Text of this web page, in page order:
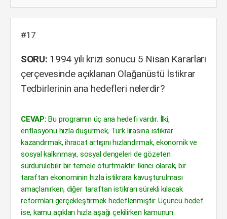
#17
SORU: 1994 yılı krizi sonucu 5 Nisan Kararları
çerçevesinde açıklanan Olağanüstü İstikrar
Tedbirlerinin ana hedefleri nelerdir?
CEVAP: Bu programın üç ana hedefi vardır. İlki,
enflasyonu hızla düşürmek, Türk lirasına istikrar
kazandırmak, ihracat artışını hızlandırmak, ekonomik ve
sosyal kalkınmayı, sosyal dengeleri de gözeten
sürdürülebilir bir temele oturtmaktır. İkinci olarak, bir
taraftan ekonominin hızla istikrara kavuşturulması
amaçlanırken, diğer taraftan istikrarı sürekli kılacak
reformları gerçekleştirmek hedeflenmiştir. Üçüncü hedef
ise, kamu açıkları hızla aşağı çekilirken kamunun